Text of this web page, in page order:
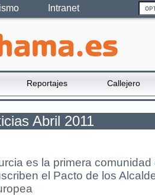
Intranet
Reportajes Callejero
Abril 2011
es la primera
el Pacto de los